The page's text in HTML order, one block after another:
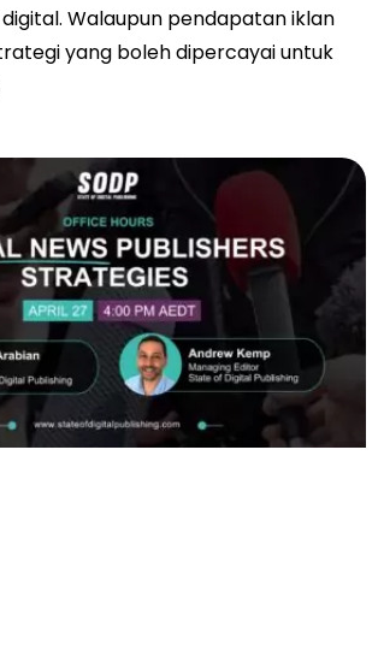
Walaupun pendapatan iklan
yang boleh dipercayai untuk